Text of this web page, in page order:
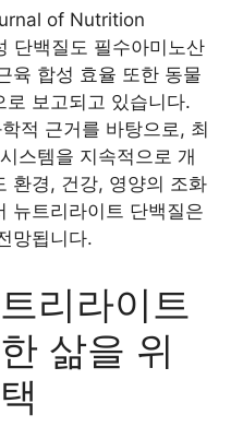
of Nutrition
단백질도 필수아미노산
육 합성 효율 또한 동물
보고되고 있습니다.
적 근거를 바탕으로, 최
스템을 지속적으로 개
환경, 건강, 영양의 조화
뉴트리라이트 단백질은
망됩니다.
리라이트
삶을 위